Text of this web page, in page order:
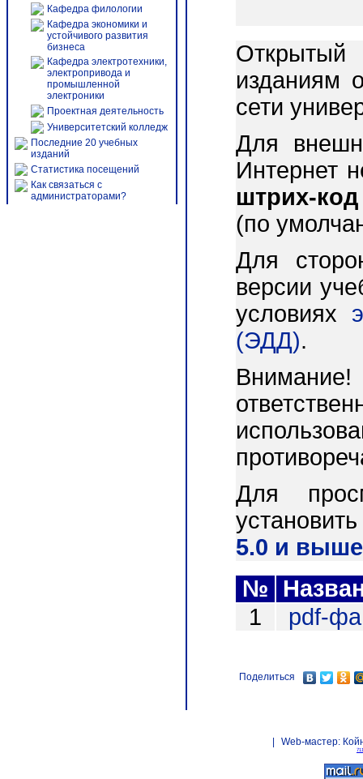
Кафедра филологии
Кафедра экономики и
устойчивого развития
бизнеса
Кафедра электротехники,
электропривода и
промышленной
электроники
Проектная деятельность
Университетский колледж
Последние 20 учебных
изданий
Статистика посещений
Как связаться с
администраторами?
Открытый
изданиям
сети
Для
Интернет
штрих-код
(по
Для
версии
условиях
(ЭДД).
Для
5.0 и
№
1
pdf-
Поделиться
Web-мастер: